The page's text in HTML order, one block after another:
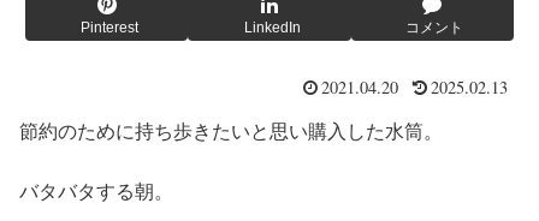
Pinterest LinkedIn コメント
2021.04.20 2025.02.13
節約のために持ち歩きたいと思い購入した水筒。
バタバタする朝。